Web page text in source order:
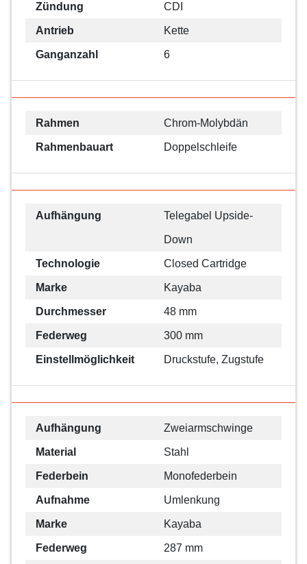
Zündung CDI
Antrieb Kette
Ganganzahl 6
Rahmen Chrom-Molybdän
Rahmenbauart Doppelschleife
Aufhängung Telegabel Upside-
Down
Technologie Closed Cartridge
Marke Kayaba
Durchmesser 48 mm
Federweg 300 mm
Einstellmöglichkeit Druckstufe, Zugstufe
Aufhängung Zweiarmschwinge
Material Stahl
Federbein Monofederbein
Aufnahme Umlenkung
Marke Kayaba
Federweg 287 mm